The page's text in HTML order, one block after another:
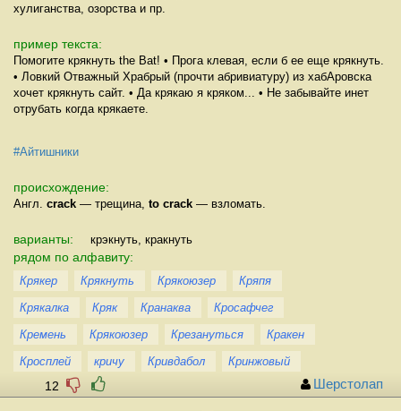
хулиганства, озорства и пр.
пример текста:
Помогите крякнуть the Bat! • Прога клевая, если б ее еще крякнуть.
• Ловкий Отважный Храбрый (прочти абривиатуру) из хабАровска
хочет крякнуть сайт. • Да крякаю я кряком... • Не забывайте инет
отрубать когда крякаете.
#Айтишники
происхождение:
Англ. crack — трещина, to crack — взломать.
варианты: крэкнуть, кракнуть
рядом по алфавиту:
Крякер Крякнуть Крякоюзер
Кряпя
Крякалка
Кряк Кранаква
Кросафчег
Кремень
Крякоюзер Крезануться
Кракен
Кросплей
кричу Кривдабол Кринжовый
12 Шерстолап